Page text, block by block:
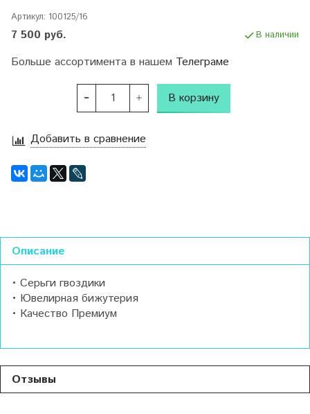
Артикул: 100125/16
7 500 руб. В наличии
Больше ассортимента в нашем Телеграме
В корзину
Добавить в сравнение
Описание
• Серьги гвоздики
• Ювелирная бижутерия
• Качество Премиум
Отзывы